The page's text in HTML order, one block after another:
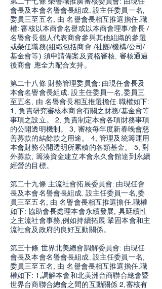
會長及本會名譽會長組成. 設主任委員一名,
委員三至五名, 由 名譽會長相互推選擔任.職
權: 審核以本商會名譽或以本商會理事/會長 /
名譽會長個人代表商會參與其他組織的參選
或榮任職務(組織包括商會 /社團/機構/公司/
基金會等) 須申請備案及資格審核, 審核通過
後商會 應全力配合支持。
第二十八條 財務管理委員會: 由現任會長及
本會名譽會長組成. 設主任委員一名,委員三
至五名, 由 名譽會長相互推選擔任.職權如下:
1, 負責研究審核本商會有關之財務/基金會等
事項之設立。 2, 負責制定本會各項財務事項
的公開透明機制。 3, 審核每年度新春晚會慈
善募款的結餘款之用途。 4, 管理及統籌運用
本會財務公開透明所累積的各類基金。 5, 對
外募款, 籌湊資金建立本會永久會館達到永續
經營的目標。
第二十九條 主流社會拓展委員會: 由現任會
長及本會名譽會長組成. 設主任委員一名,委
員三至五名, 由 名譽會長相互推選擔任.職權
如下: 協助會長處理本會永續發展, 具延續性
之主流社會事務,例如持續拓展 鞏固本會和主
流社會及政府的良好互動關係。
第三十條 世界北美總會調解委員會: 由現任
會長及本會名譽會長組成. 設主任委員一名,
委員三至五名, 由 名譽會長相互推選擔任.職
權如下: 1,調解本會和北美洲台商聯合總會暨
世界台商聯合總會之間的互動關係 2,審核有